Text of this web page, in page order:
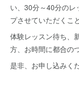
い、30分～40分のレ
プさせていただくこ
体験レッスン待ち、
方、お時間に都合の
是非、お申し込みく